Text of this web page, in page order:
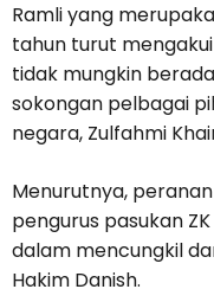
Ramli yang
tahun turut
tidak mungkin
sokongan pelbagai
negara, Zulfahmi
Menurutnya,
pengurus pasukan
dalam mencungkil
Hakim Danish.